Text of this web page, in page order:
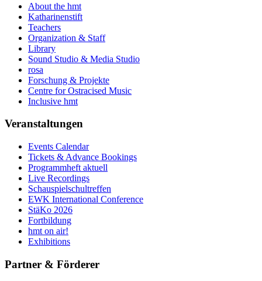
About the hmt
Katharinenstift
Teachers
Organization & Staff
Library
Sound Studio & Media Studio
rosa
Forschung & Projekte
Centre for Ostracised Music
Inclusive hmt
Veranstaltungen
Events Calendar
Tickets & Advance Bookings
Programmheft aktuell
Live Recordings
Schauspielschultreffen
EWK International Conference
StäKo 2026
Fortbildung
hmt on air!
Exhibitions
Partner & Förderer